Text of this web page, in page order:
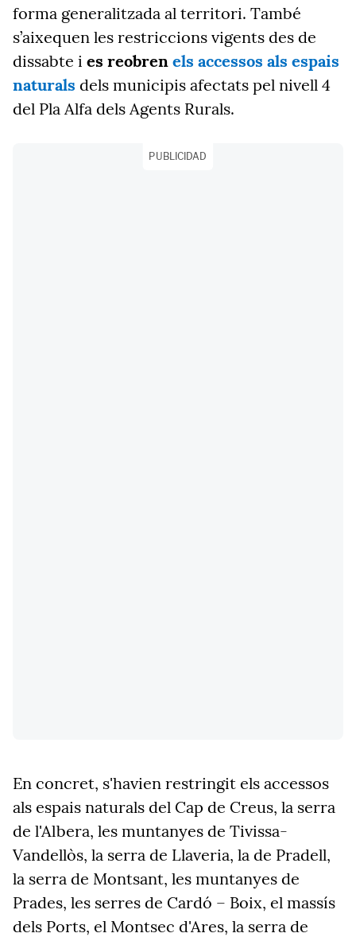
forma generalitzada al territori. També
s’aixequen les restriccions vigents des de
dissabte i es reobren els accessos als espais
naturals dels municipis afectats pel nivell 4
del Pla Alfa dels Agents Rurals.
PUBLICIDAD
En concret, s'havien restringit els accessos
als espais naturals del Cap de Creus, la serra
de l'Albera, les muntanyes de Tivissa-
Vandellòs, la serra de Llaveria, la de Pradell,
la serra de Montsant, les muntanyes de
Prades, les serres de Cardó – Boix, el massís
dels Ports, el Montsec d'Ares, la serra de